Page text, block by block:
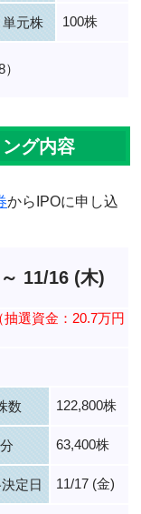
単元株 100株
グ内容
からIPOに申し込
11/16 (木)
抽選資金：20.7万円
数 122,800株
63,400株
定日 11/17 (金)